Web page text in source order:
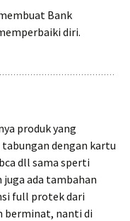
Bank
diri.
produk yang
dengan kartu
dll sama sperti
ada tambahan
full protek dari
berminat, nanti di